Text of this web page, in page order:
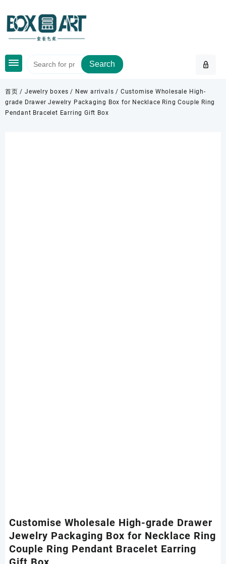
content
Search
首页 /Jewelry boxes / New arrivals / Customise Wholesale High-
grade Drawer Jewelry Packaging Box for Necklace Ring Couple Ring
Pendant Bracelet Earring Gift Box
Customise Wholesale High-grade Drawer
Jewelry Packaging Box for Necklace Ring
Couple Ring Pendant Bracelet Earring